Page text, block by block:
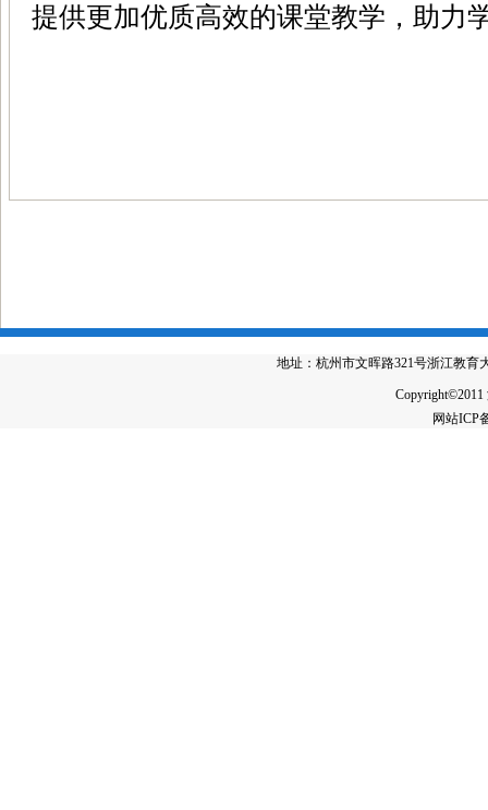
提供更加优质高效的课堂教学，助力
地址：杭州市文晖路321号浙江教育
Copyright©2011
网站ICP